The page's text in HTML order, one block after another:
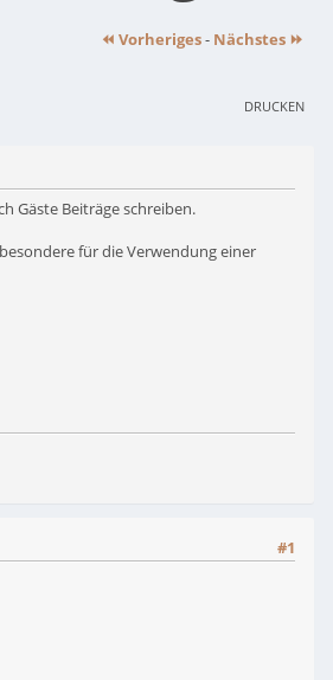
⏪ Vorheriges- Nächstes ⏩
DRUCKEN
Gäste Beiträge schreiben.
für die Verwendung einer
#1